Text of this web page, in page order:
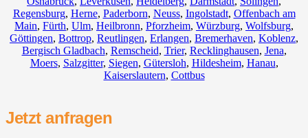
Regensburg, Herne, Paderborn, Neuss, Ingolstadt, Offenbach am
Main, Fürth, Ulm, Heilbronn, Pforzheim, Würzburg, Wolfsburg,
Göttingen, Bottrop, Reutlingen, Erlangen, Bremerhaven, Koblenz,
Bergisch Gladbach, Remscheid, Trier, Recklinghausen, Jena,
Moers, Salzgitter, Siegen, Gütersloh, Hildesheim, Hanau,
Kaiserslautern, Cottbus
Jetzt anfragen